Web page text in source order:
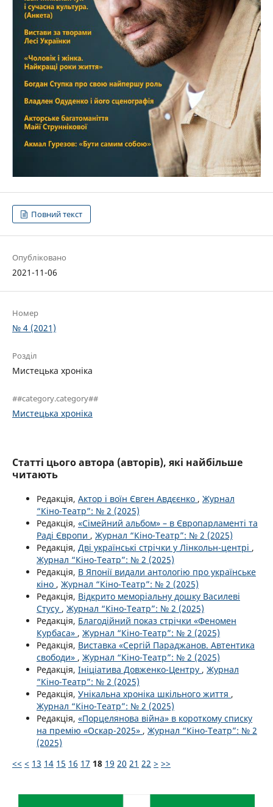
Повний текст
Опубліковано
2021-11-06
Номер
№ 4 (2021)
Розділ
Мистецька хроніка
##category.category##
Мистецька хроніка
Статті цього автора (авторів), які найбільше
читають
Редакція, Актор і воїн Євген Авдєєнко , Журнал
“Кіно-Театр”: № 2 (2025)
Редакція, «Сімейний альбом» – в Європарламенті та
Раді Європи , Журнал “Кіно-Театр”: № 2 (2025)
Редакція, Дві українські стрічки у Лінкольн-центрі ,
Журнал “Кіно-Театр”: № 2 (2025)
Редакція, В Японії видали антологію про українське
кіно , Журнал “Кіно-Театр”: № 2 (2025)
Редакція, Відкрито меморіальну дошку Василеві
Стусу , Журнал “Кіно-Театр”: № 2 (2025)
Редакція, Благодійний показ стрічки «Феномен
Курбаса» , Журнал “Кіно-Театр”: № 2 (2025)
Редакція, Виставка «Сергій Параджанов. Автентика
свободи» , Журнал “Кіно-Театр”: № 2 (2025)
Редакція, Ініціатива Довженко-Центру , Журнал
“Кіно-Театр”: № 2 (2025)
Редакція, Унікальна хроніка шкільного життя ,
Журнал “Кіно-Театр”: № 2 (2025)
Редакція, «Порцелянова війна» в короткому списку
на премію «Оскар-2025» , Журнал “Кіно-Театр”: № 2
(2025)
<< < 13 14 15 16 17 18 19 20 21 22 > >>